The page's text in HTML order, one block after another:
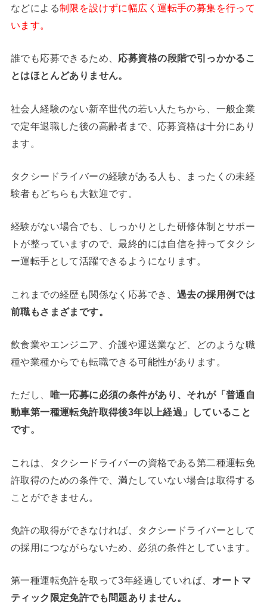
などによる制限を設けずに幅広く運転手の募集を行って
います。
誰でも応募できるため、 応募資格の段階で引っかかるこ
とはほとんどありません。
社会人経験のない新卒世代の若い人たちから、一般企業
で定年退職した後の高齢者まで、応募資格は十分にあり
ます。
タクシードライバーの経験がある人も、まったくの未経
験者もどちらも大歓迎です。
経験がない場合でも、しっかりとした研修体制とサポー
トが整っていますので、最終的には自信を持ってタクシ
ー運転手として活躍できるようになります。
これまでの経歴も関係なく応募でき、 過去の採用例では
前職もさまざまです。
飲食業やエンジニア、介護や運送業など、どのような職
種や業種からでも転職できる可能性があります。
ただし、
唯一応募に必須の条件があり、それが「普通自
動車第一種運転免許取得後3年以上経過」していること
です。
これは、タクシードライバーの資格である第二種運転免
許取得のための条件で、満たしていない場合は取得する
ことができません。
免許の取得ができなければ、タクシードライバーとして
の採用につながらないため、必須の条件としています。
第一種運転免許を取って3年経過していれば、 オートマ
ティック限定免許でも問題ありません。